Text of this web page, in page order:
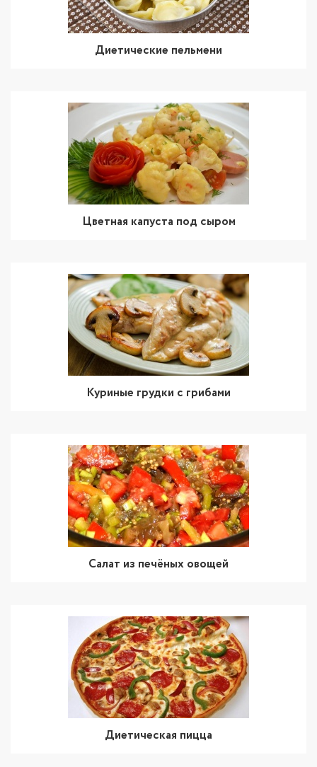
Диетические пельмени
Цветная капуста под сыром
Куриные грудки с грибами
Салат из печёных овощей
Диетическая пицца